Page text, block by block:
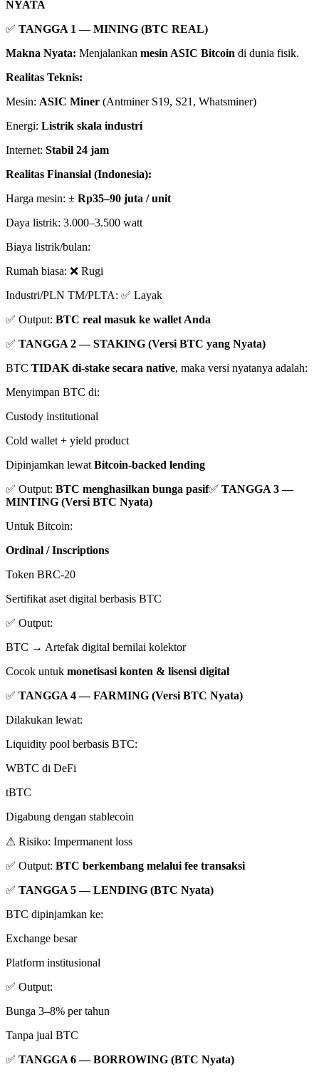
NYATA
✅ TANGGA 1 — MINING (BTC REAL)
Makna Nyata: Menjalankan mesin ASIC Bitcoin di dunia fisik.
Realitas Teknis:
Mesin: ASIC Miner (Antminer S19, S21, Whatsminer)
Energi: Listrik skala industri
Internet: Stabil 24 jam
Realitas Finansial (Indonesia):
Harga mesin: ± Rp35–90 juta / unit
Daya listrik: 3.000–3.500 watt
Biaya listrik/bulan:
Rumah biasa: ❌ Rugi
Industri/PLN TM/PLTA: ✅ Layak
✅ Output: BTC real masuk ke wallet Anda
✅ TANGGA 2 — STAKING (Versi BTC yang Nyata)
BTC TIDAK di-stake secara native, maka versi nyatanya adalah:
Menyimpan BTC di:
Custody institutional
Cold wallet + yield product
Dipinjamkan lewat Bitcoin-backed lending
✅ Output: BTC menghasilkan bunga pasif✅ TANGGA 3 —
MINTING (Versi BTC Nyata)
Untuk Bitcoin:
Ordinal / Inscriptions
Token BRC-20
Sertifikat aset digital berbasis BTC
✅ Output:
BTC → Artefak digital bernilai kolektor
Cocok untuk monetisasi konten & lisensi digital
✅ TANGGA 4 — FARMING (Versi BTC Nyata)
Dilakukan lewat:
Liquidity pool berbasis BTC:
WBTC di DeFi
tBTC
Digabung dengan stablecoin
⚠ Risiko: Impermanent loss
✅ Output: BTC berkembang melalui fee transaksi
✅ TANGGA 5 — LENDING (BTC Nyata)
BTC dipinjamkan ke:
Exchange besar
Platform institusional
✅ Output:
Bunga 3–8% per tahun
Tanpa jual BTC
✅ TANGGA 6 — BORROWING (BTC Nyata)